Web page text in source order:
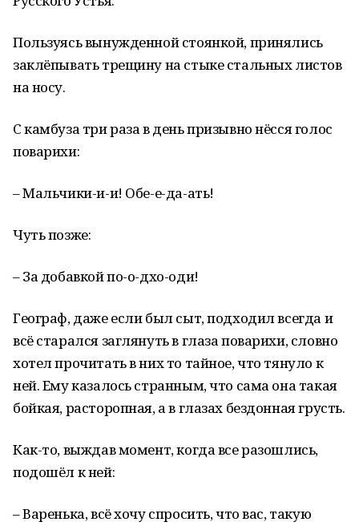
Пользуясь вынужденной стоянкой, принялись
заклёпывать трещину на стыке стальных листов
на носу.
С камбуза три раза в день призывно нёсся голос
поварихи:
– Мальчики-и-и! Обе-е-да-ать!
Чуть позже:
– За добавкой по-о-дхо-оди!
Географ, даже если был сыт, подходил всегда и
всё старался заглянуть в глаза поварихи, словно
хотел прочитать в них то тайное, что тянуло к
ней. Ему казалось странным, что сама она такая
бойкая, расторопная, а в глазах бездонная грусть.
Как-то, выждав момент, когда все разошлись,
подошёл к ней:
– Варенька, всё хочу спросить, что вас, такую